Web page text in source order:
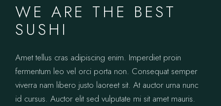
WE ARE THE BEST
SUSHI
Amet tellus cras adipiscing enim. Imperdiet proin
fermentum leo vel orci porta non. Consequat semper
viverra nam libero justo laoreet sit. At auctor urna nunc
id cursus. Auctor elit sed vulputate mi sit amet mauris.